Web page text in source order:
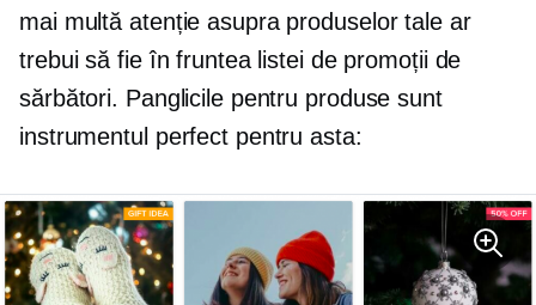
mai multă atenție asupra produselor tale ar
trebui să fie în fruntea listei de promoții de
sărbători. Panglicile pentru produse sunt
instrumentul perfect pentru asta: